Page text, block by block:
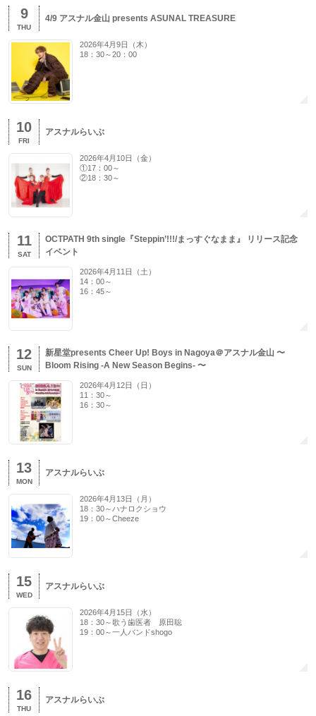
9
THU
4/9 アスナル金山 presents ASUNAL TREASURE
2026年4月9日（木）
18：30～20：00
10
FRI
アスナルらいぶ
2026年4月10日（金）
①17：00～
②18：30～
11
SAT
OCTPATH 9th single『Steppin’!!!/まっすぐなまま』 リリース記念
イベント
2026年4月11日（土）
14：00～
16：45～
12
SUN
新星堂presents Cheer Up! Boys in Nagoya＠アスナル金山 〜
Bloom Rising -A New Season Begins- 〜
2026年4月12日（日）
11：30～
16：30～
13
MON
アスナルらいぶ
2026年4月13日（月）
18：30～ハナロクショウ
19：00～Cheeze
15
WED
アスナルらいぶ
2026年4月15日（水）
18：30～歌う歯医者 原田聡
19：00～一人バンドshogo
16
THU
アスナルらいぶ